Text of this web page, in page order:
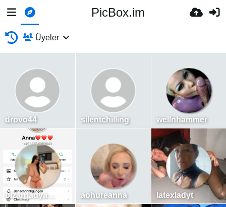
PicBox.im
Üyeler
drovo44 silentchilling wellnhammer
bizarrladyanna aohureanna latexladyt